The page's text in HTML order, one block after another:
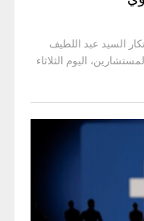
السيد عبد اللطيف
اليوم الثلاثاء